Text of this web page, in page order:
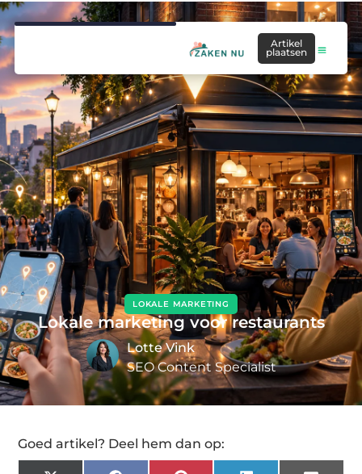
Artikel
plaatsen
LOKALE MARKETING
Lokale marketing voor restaurants
Lotte Vink
SEO Content Specialist
Goed artikel? Deel hem dan op: